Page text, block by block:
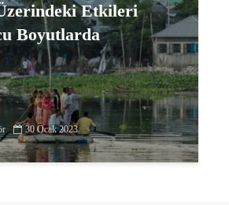
Etkileri
Boyutlarda
30 Ocak 2023